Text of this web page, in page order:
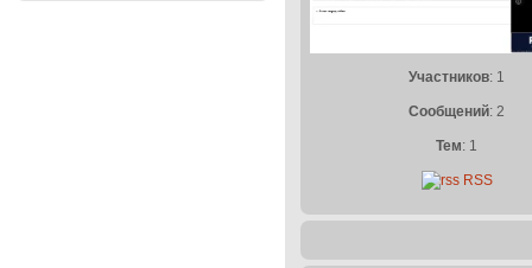
Участников: 1
Сообщений: 2
Тем: 1
RSS